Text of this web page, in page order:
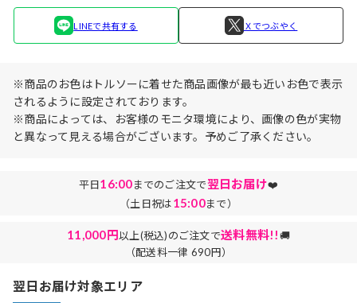
LINEで共有する Ｘでつぶやく
※商品のお色はトルソーに着せた商品画像が最も近いお色で表示
されるように設定されております。
※商品によっては、お客様のモニタ環境により、画像の色が実物
と異なって見える場合がございます。予めご了承ください。
平日16:00までのご注文で翌日お届け❤️
（土日祝は15:00まで）
11,000円以上(税込)のご注文で送料無料!!🚚
（配送料一律 690円）
翌日お届け対象エリア